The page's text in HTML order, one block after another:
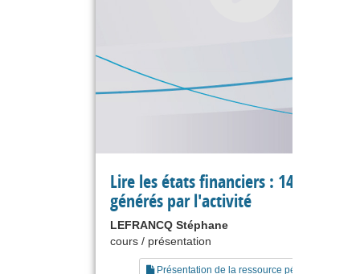
Lire les états financiers : 14 les flux
générés par l'activité
LEFRANCQ Stéphane
cours / présentation
Présentation de la ressource pédagogique